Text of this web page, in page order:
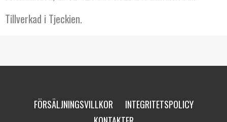
Tillverkad i Tjeckien.
FÖRSÄLJNINGSVILLKOR
INTEGRITETSPOLICY